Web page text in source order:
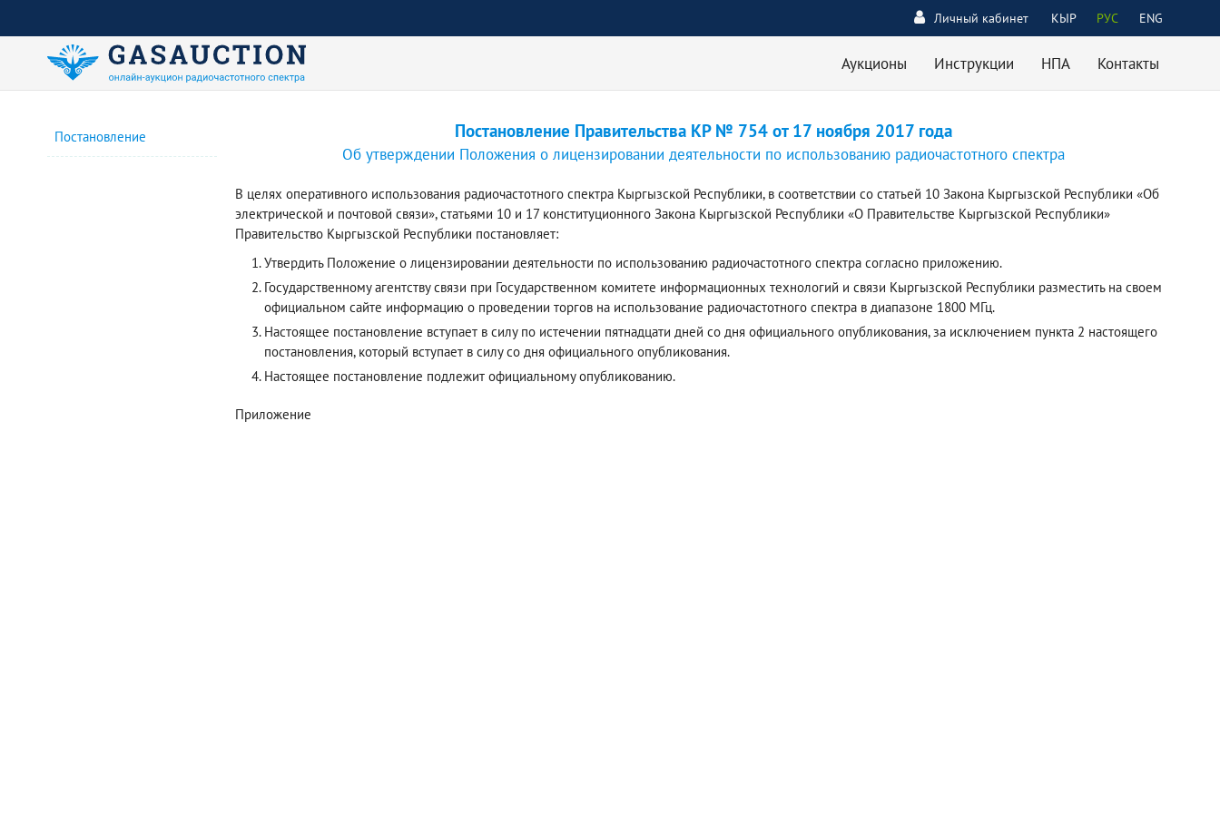
КЫР РУС ENG
Личный кабинет
Аукционы Инструкции НПА Контакты
Постановление Постановление Правительства КР № 754 от 17 ноября 2017 года
Об утверждении Положения о лицензировании деятельности по использованию радиочастотного спектра
В целях оперативного использования радиочастотного спектра Кыргызской Республики, в соответствии со статьей 10 Закона Кыргызской Республики «Об
электрической и почтовой связи», статьями 10 и 17 конституционного Закона Кыргызской Республики «О Правительстве Кыргызской Республики»
Правительство Кыргызской Республики постановляет:
Утвердить Положение о лицензировании деятельности по использованию радиочастотного спектра согласно приложению.
Государственному агентству связи при Государственном комитете информационных технологий и связи Кыргызской Республики разместить на своем
официальном сайте информацию о проведении торгов на использование радиочастотного спектра в диапазоне 1800 МГц.
Настоящее постановление вступает в силу по истечении пятнадцати дней со дня официального опубликования, за исключением пункта 2 настоящего
постановления, который вступает в силу со дня официального опубликования.
Настоящее постановление подлежит официальному опубликованию.
Приложение